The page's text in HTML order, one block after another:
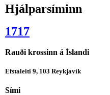
Hjálparsíminn
1717
Rauði krossinn á Íslandi
Efstaleiti 9, 103 Reykjavík
Sími